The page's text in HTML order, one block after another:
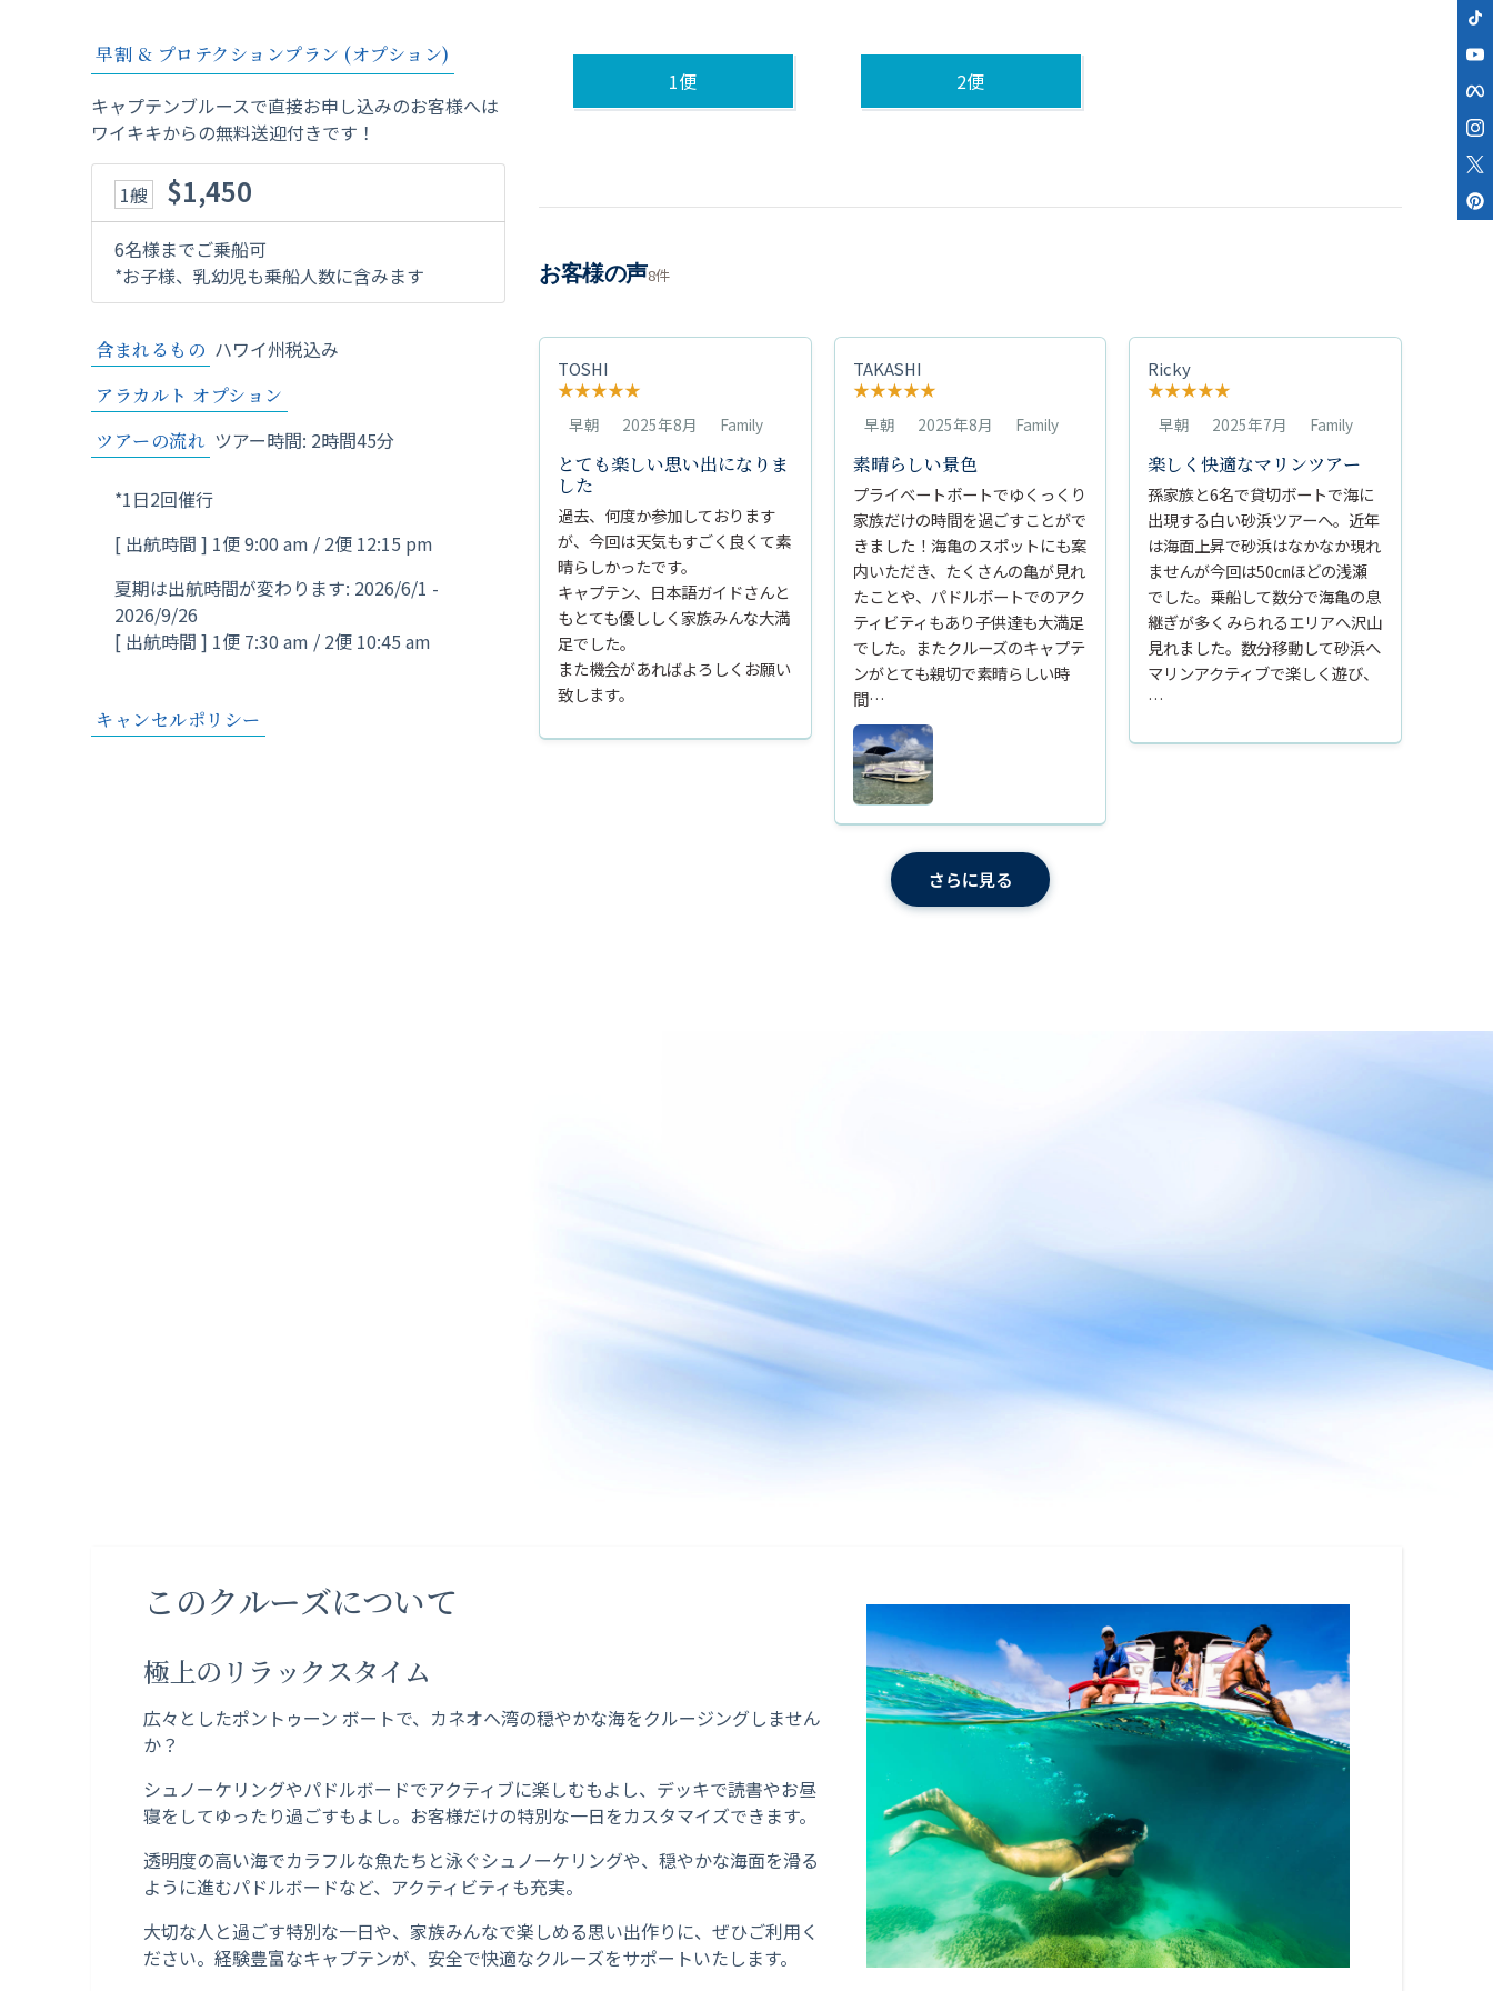
早割 & プロテクションプラン (オプション)
キャプテンブルースで直接お申し込みのお客様へは
ワイキキからの無料送迎付きです！
1艘 $1,450
6名様までご乗船可
*お子様、乳幼児も乗船人数に含みます
含まれるもの ハワイ州税込み
アラカルト オプション
ツアーの流れ ツアー時間: 2時間45分
*1日2回催行
[ 出航時間 ] 1便 9:00 am / 2便 12:15 pm
夏期は出航時間が変わります: 2026/6/1 -
2026/9/26
[ 出航時間 ] 1便 7:30 am / 2便 10:45 am
キャンセルポリシー
1便 2便
お客様の声8件
TOSHI
★★★★★
早朝 2025年8月 Family
とても楽しい思い出になりま
した
過去、何度か参加しております
が、今回は天気もすごく良くて素
晴らしかったです。
キャプテン、日本語ガイドさんと
もとても優ししく家族みんな大満
足でした。
また機会があればよろしくお願い
致します。
TAKASHI
★★★★★
早朝 2025年8月 Family
素晴らしい景色
プライベートボートでゆくっくり
家族だけの時間を過ごすことがで
きました！海亀のスポットにも案
内いただき、たくさんの亀が見れ
たことや、パドルボートでのアク
ティビティもあり子供達も大満足
でした。またクルーズのキャプテ
ンがとても親切で素晴らしい時
間…
Ricky
★★★★★
早朝 2025年7月 Family
楽しく快適なマリンツアー
孫家族と6名で貸切ボートで海に
出現する白い砂浜ツアーへ。近年
は海面上昇で砂浜はなかなか現れ
ませんが今回は50㎝ほどの浅瀬
でした。乗船して数分で海亀の息
継ぎが多くみられるエリアへ沢山
見れました。数分移動して砂浜へ
マリンアクティブで楽しく遊び、
…
さらに見る
このクルーズについて
極上のリラックスタイム
広々としたポントゥーン ボートで、カネオヘ湾の穏やかな海をクルージングしません
か？
シュノーケリングやパドルボードでアクティブに楽しむもよし、デッキで読書やお昼
寝をしてゆったり過ごすもよし。お客様だけの特別な一日をカスタマイズできます。
透明度の高い海でカラフルな魚たちと泳ぐシュノーケリングや、穏やかな海面を滑る
ように進むパドルボードなど、アクティビティも充実。
大切な人と過ごす特別な一日や、家族みんなで楽しめる思い出作りに、ぜひご利用く
ださい。経験豊富なキャプテンが、安全で快適なクルーズをサポートいたします。